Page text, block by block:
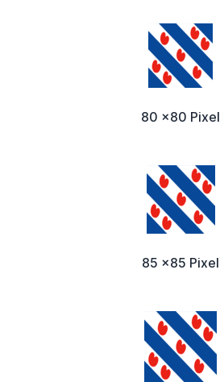
80 x80 Pixel
85 x85 Pixel